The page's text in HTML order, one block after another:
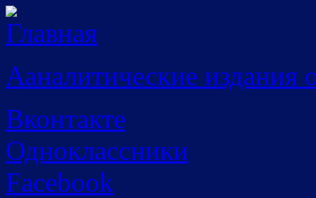
Перейти к основному содержанию
Ааналитические
Вконтакте
Одноклассники
Facebook